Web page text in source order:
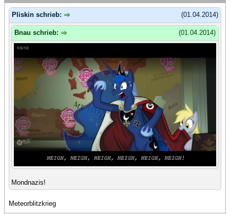
(01.04.2014)
Pliskin schrieb:
(01.04.2014)
Bnau schrieb:
Mondnazis!
Meteorblitzkrieg